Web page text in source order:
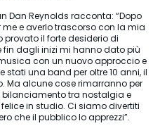
Dan Reynolds racconta: “Dopo
e averlo trascorso con la mia
provato il forte desiderio di
dagli inizi mi hanno dato più
con un nuovo approccio e
una band per oltre 10 anni, il
Ma alcune cose rimarranno per
bilanciamento tra nostalgia e
in studio. Ci siamo divertiti
che il pubblico lo apprezzi”.